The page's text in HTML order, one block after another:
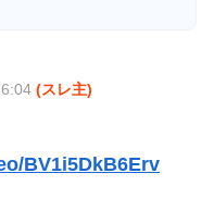
(スレ主)
BV1i5DkB6Erv